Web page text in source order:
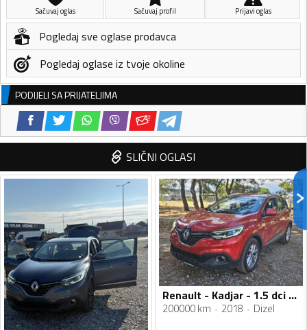
Sačuvaj oglas Sačuvaj profil Prijavi oglas
Pogledaj sve oglase prodavca
Pogledaj oglase iz tvoje okoline
PODIJELI SA PRIJATELJIMA
SLIČNI OGLASI
Renault - Kadjar - 1.5 dci Automatik Tiptronik ECO2
200000 km 2018 Dizel